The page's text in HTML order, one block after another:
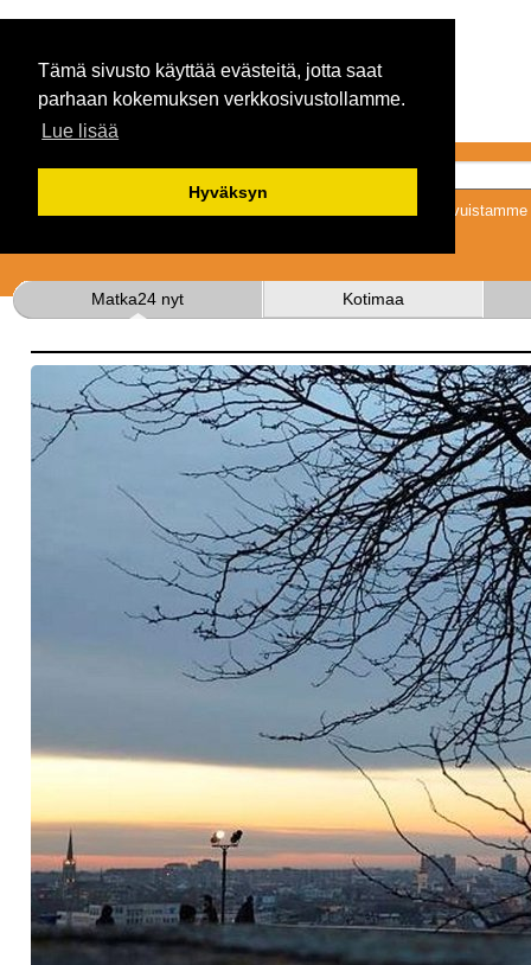
Tämä sivusto käyttää evästeitä, jotta saat
parhaan kokemuksen verkkosivustollamme.
Lue lisää
Hyväksyn
Tykkäämällä
Matka24 nyt Kotimaa